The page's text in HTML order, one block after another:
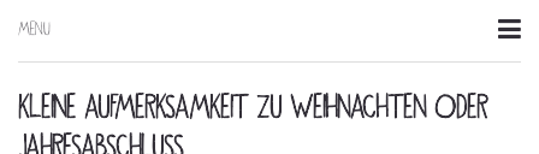
MENU
to
content
KLEINE AUFMERKSAMKEIT ZU WEIHNACHTEN ODER
JAHRESABSCHLUSS